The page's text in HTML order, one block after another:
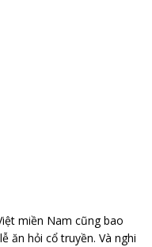
miền Nam cũng bao
ăn hỏi cổ truyền. Và nghi